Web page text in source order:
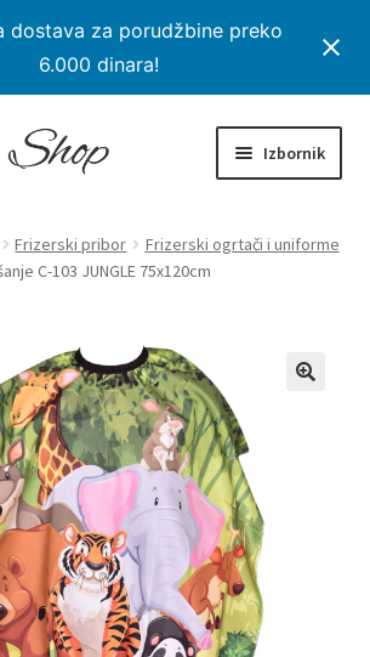
dostava za porudžbine preko
6.000 dinara!
Izbornik
Frizerski pribor
Frizerski ogrtači i uniforme
C-103 JUNGLE 75x120cm